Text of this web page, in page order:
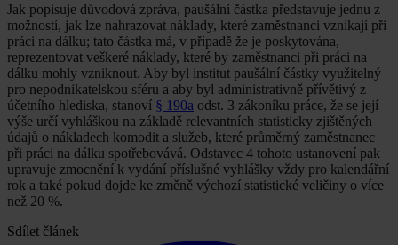
Jak popisuje důvodová zpráva, paušální částka představuje jednu z
možností, jak lze nahrazovat náklady, které zaměstnanci vznikají při
práci na dálku; tato částka má, v případě že je poskytována,
reprezentovat veškeré náklady, které by zaměstnanci při práci na
dálku mohly vzniknout. Aby byl institut paušální částky využitelný
pro nepodnikatelskou sféru a aby byl administrativně přívětivý z
účetního hlediska, stanoví § 190a odst. 3 zákoníku práce, že se její
výše určí vyhláškou na základě relevantních statisticky zjištěných
údajů o nákladech komodit a služeb, které průměrný zaměstnanec
při práci na dálku spotřebovává. Odstavec 4 tohoto ustanovení pak
upravuje zmocnění k vydání příslušné vyhlášky vždy pro kalendářní
rok a také pokud dojde ke změně výchozí statistické veličiny o více
než 20 %.
Sdílet článek